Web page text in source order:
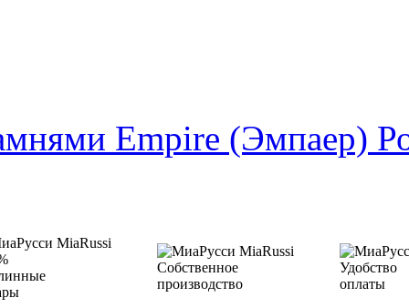
Empire (Эмпаер)
Собственное
производство
Удобство
оплаты